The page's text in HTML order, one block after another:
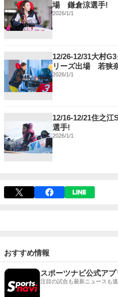
場 鎌倉涼選手!
2026/1/1
12/26-12/31大村
リーズ出場 若狭
2026/1/1
12/16-12/21住之
選手!
2026/1/1
おすすめ情報
スポーツナビ公式アプ
注目の試合も最新ニュースも